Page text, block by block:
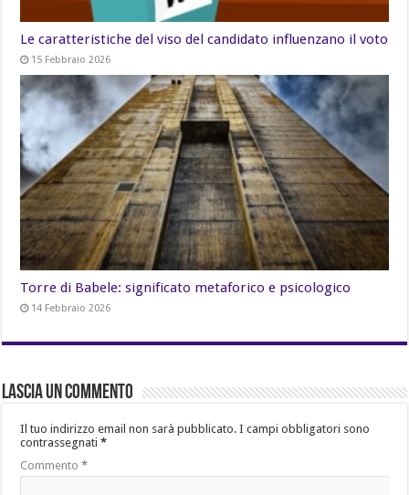
Le caratteristiche del viso del candidato influenzano il voto
15 Febbraio 2026
Torre di Babele: significato metaforico e psicologico
14 Febbraio 2026
Lascia un commento
Il tuo indirizzo email non sarà pubblicato. I campi obbligatori sono
contrassegnati*
Commento*